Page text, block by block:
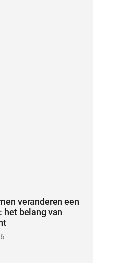
veranderen een
het belang van